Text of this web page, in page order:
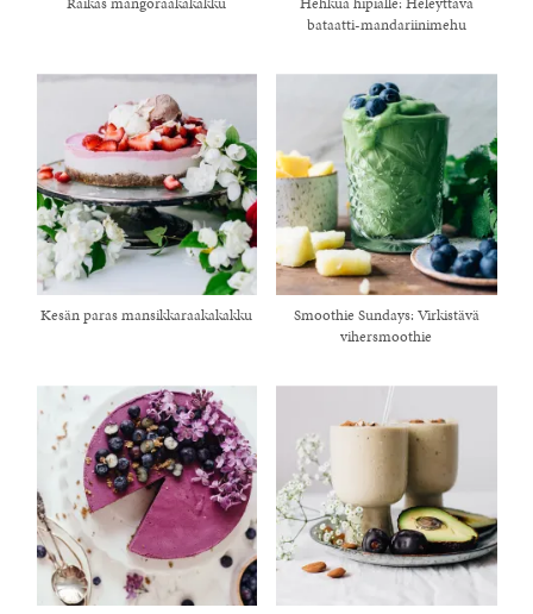
healthy living + good
bataatti-mandariinimehu
Kesän paras mansikkaraakakakku
Smoothie Sundays: Virkistävä
vihersmoothie